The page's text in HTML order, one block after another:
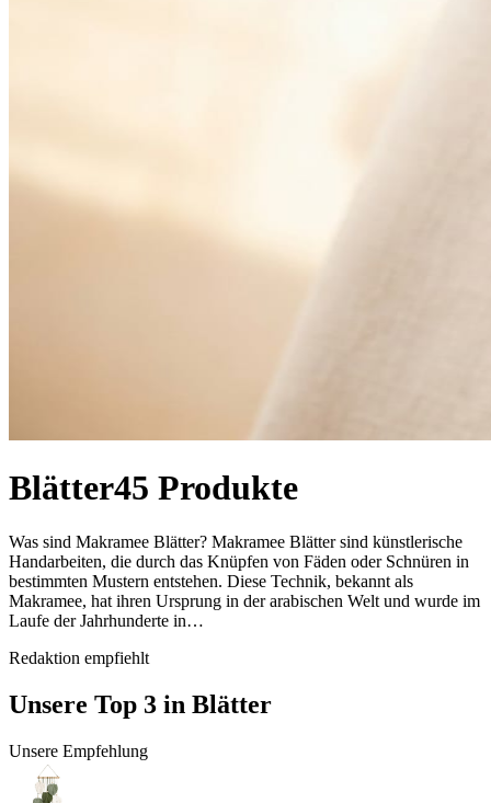
Blätter45 Produkte
Was sind Makramee Blätter? Makramee Blätter sind künstlerische
Handarbeiten, die durch das Knüpfen von Fäden oder Schnüren in
bestimmten Mustern entstehen. Diese Technik, bekannt als
Makramee, hat ihren Ursprung in der arabischen Welt und wurde im
Laufe der Jahrhunderte in…
Redaktion empfiehlt
Unsere Top 3 in Blätter
Unsere Empfehlung